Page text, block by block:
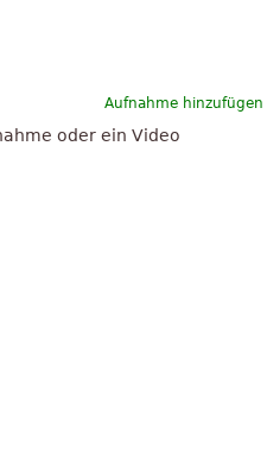
Aufnahme hinzufügen
oder ein Video